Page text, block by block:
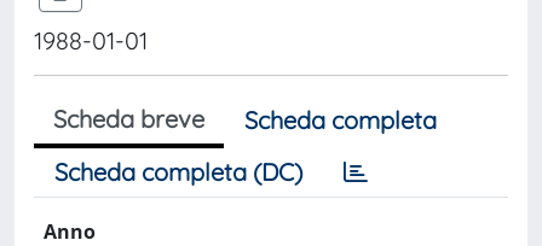
1988-01-01
Scheda breve
Scheda completa
Scheda completa (DC)
Anno